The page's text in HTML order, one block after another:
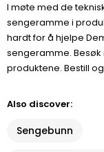
I møte med de
sengeramme i
hardt for å hjelpe
sengeramme.
produktene. Bestill
Also discover:
Sengebunn